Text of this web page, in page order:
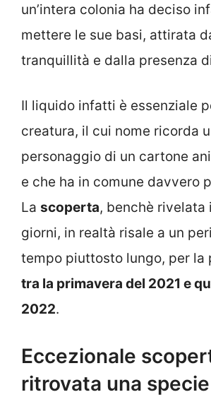
un’intera colonia ha deciso
mettere le sue basi, attirata
tranquillità e dalla presenza
Il liquido infatti è essenziale
creatura, il cui nome ricorda
personaggio di un cartone
e che ha in comune davvero
La scoperta, benchè rivelata
giorni, in realtà risale a un
tempo piuttosto lungo, per la
tra la primavera del 2021 e
2022.
Eccezionale
ritrovata una